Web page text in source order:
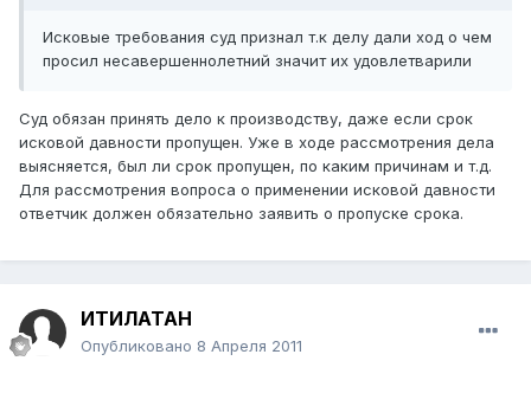
Исковые требования суд признал т.к делу дали ход о чем
просил несавершеннолетний значит их удовлетварили
Суд обязан принять дело к производству, даже если срок
исковой давности пропущен. Уже в ходе рассмотрения дела
выясняется, был ли срок пропущен, по каким причинам и т.д.
Для рассмотрения вопроса о применении исковой давности
ответчик должен обязательно заявить о пропуске срока.
ИТИЛАТАН
Опубликовано 8 Апреля 2011